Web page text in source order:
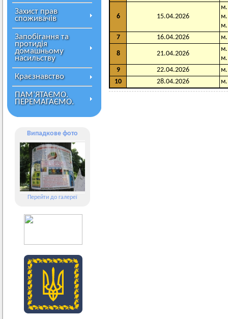
Захист прав
споживачів
Запобігання та
протидія
домашньому
насильству
Краєзнавство
ПАМ’ЯТАЄМО.
ПЕРЕМАГАЄМО.
Випадкове фото
Перейти до галереї
6 15.04.2026
м.
м.
м.
7
16.04.2026 м.
8 21.04.2026
м.
9
22.04.2026
10
28.04.2026